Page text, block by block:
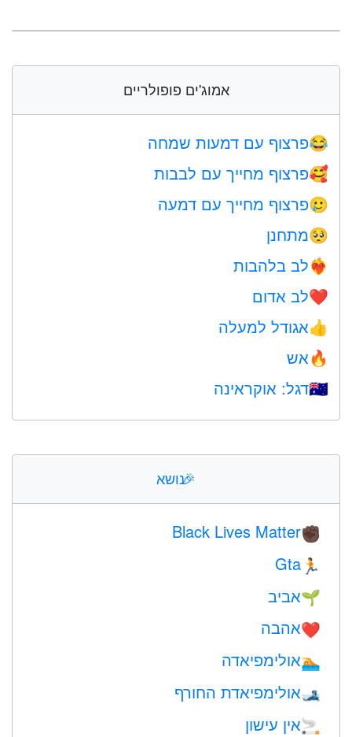
אמוג'ים פופולריים
😂פרצוף עם דמעות שמחה
🥰פרצוף מחייך עם לבבות
🥲פרצוף מחייך עם דמעה
🥺מתחנן
❤️‍🔥לב בלהבות
❤️לב אדום
👍אגודל למעלה
🔥אש
🇺🇦דגל: אוקראינה
🎉נושא
✊🏿
Black Lives Matter
🏃
Gta
🌱אביב
❤️️אהבה
🏊אולימפיאדה
🎿אולימפיאדת החורף
🚬אין עישון